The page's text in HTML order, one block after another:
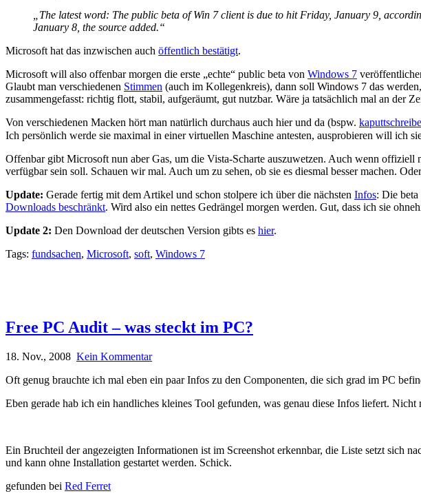
„The latest word: The public beta of Win 7 client is due to hit Friday, January 9,
January 8, the source added.“
Microsoft hat das inzwischen auch öffentlich bestätigt.
Microsoft will also offenbar morgen die erste „echte“ public beta von Windows 7
Glaubt man verschiedenen Stimmen (auch im Kollegenkreis), dann soll Windows 7 das
zusammengefasst: richtig flott, stabil, aufgeräumt, gut nutzbar. Wäre ja tatsächlich mal an der
Von verschiedenen Macken hört man natürlich durchaus auch hier und da (bspw.
Ich persönlich werde sie maximal in einer virtuellen Maschine antesten, ausprobieren will ich
Offenbar gibt Microsoft nun aber Gas, um die Vista-Scharte auszuwetzen. Auch wenn
verfügbar sein soll. Schauen wir mal. Auch um zu sehen, ob sie es diesmal besser machen.
Update: Gerade fertig mit dem Artikel und schon stolpere ich über die nächsten Infos: Die
Downloads beschränkt. Wird also ein nettes Gedrängel morgen werden. Gut, dass ich sie
Update 2: Den Download der deutschen Version gibts es hier.
Tags: fundsachen, Microsoft, soft, Windows 7
Free PC Audit – was steckt im PC?
18. Nov., 2008 Kein Kommentar
Oft genug brauchte ich mal eben ein paar Infos zu den Componenten, die sich grad im PC
Eben gerade hab ich ein handliches kleines Tool gefunden, was genau diese Infos liefert.
Ein Bruchteil der angezeigten Informationen ist im Screenshot erkennbar, die Liste setzt sich
und kann ohne Installation gestartet werden. Schick.
gefunden bei Red Ferret